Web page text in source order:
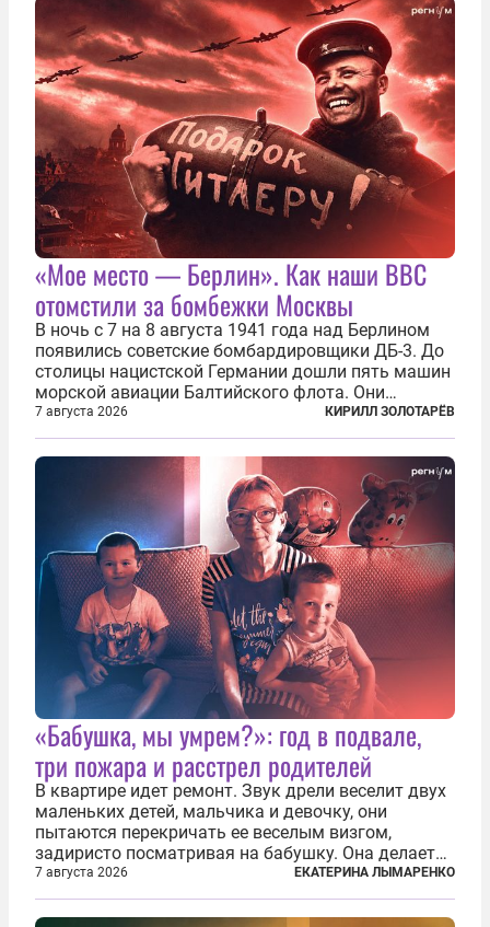
«Мое место — Берлин». Как наши ВВС
отомстили за бомбежки Москвы
В ночь с 7 на 8 августа 1941 года над Берлином
появились советские бомбардировщики ДБ-3. До
столицы нацистской Германии дошли пять машин
морской авиации Балтийского флота. Они
сбросили бомбы на город, который в тот момент
жил в полной уверенности, что война идет где-то
далеко на востоке, Красная...
7 августа 2026 КИРИЛЛ ЗОЛОТАРЁВ
«Бабушка, мы умрем?»: год в подвале,
три пожара и расстрел родителей
В квартире идет ремонт. Звук дрели веселит двух
маленьких детей, мальчика и девочку, они
пытаются перекричать ее веселым визгом,
задиристо посматривая на бабушку. Она делает
им замечание, но внуки чувствуют, что она
сердится невсерьез. И это правда: дрель, конечно,
сверлит противно, но всё...
7 августа 2026 ЕКАТЕРИНА ЛЫМАРЕНКО